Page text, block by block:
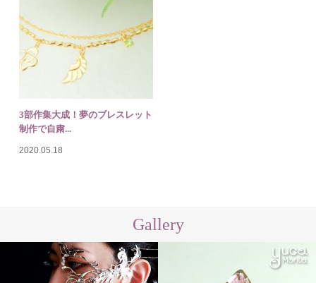
3部作集大成！夢のブレスレット
制作で自粛...
2020.05.18
Gallery